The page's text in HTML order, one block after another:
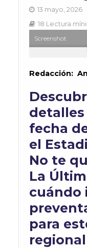
13 mayo, 2026
18 Lectura
Screenshot
Redacción:
detalles
fecha
el
No te
La
cuándo
para